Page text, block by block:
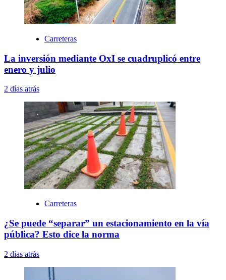
Carreteras
La inversión mediante OxI se cuadruplicó entre
enero y julio
2 días atrás
Carreteras
¿Se puede “separar” un estacionamiento en la vía
pública? Esto dice la norma
2 días atrás